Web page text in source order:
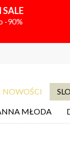
-90%
NOWOŚCI
MŁODA